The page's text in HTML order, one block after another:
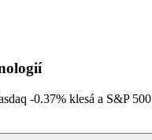
-0.37% klesá a S&P 500